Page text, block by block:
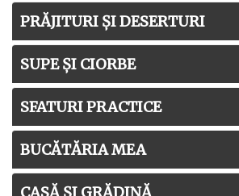
PRĂJITURI ȘI DESERTURI
SUPE ȘI CIORBE
SFATURI PRACTICE
BUCĂTĂRIA MEA
CASĂ ȘI GRĂDINĂ